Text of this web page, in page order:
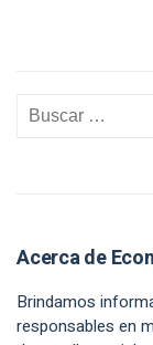
Acerca de
Brindamos
responsables en